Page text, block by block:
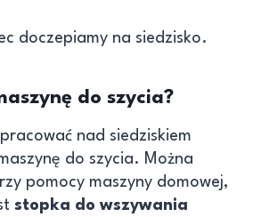
doczepiamy na siedzisko.
do szycia?
nad siedziskiem
do szycia. Można
pomocy maszyny domowej,
stopka do wszywania